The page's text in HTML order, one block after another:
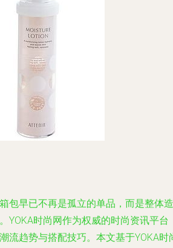
包早已不再是孤立的单品，而是整体造
YOKA时尚网作为权威的时尚资讯平台
流趋势与搭配技巧。本文基于YOKA时